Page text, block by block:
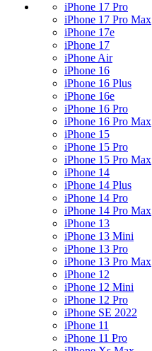
iPhone 17 Pro
iPhone 17 Pro Max
iPhone 17e
iPhone 17
iPhone Air
iPhone 16
iPhone 16 Plus
iPhone 16e
iPhone 16 Pro
iPhone 16 Pro Max
iPhone 15
iPhone 15 Pro
iPhone 15 Pro Max
iPhone 14
iPhone 14 Plus
iPhone 14 Pro
iPhone 14 Pro Max
iPhone 13
iPhone 13 Mini
iPhone 13 Pro
iPhone 13 Pro Max
iPhone 12
iPhone 12 Mini
iPhone 12 Pro
iPhone SE 2022
iPhone 11
iPhone 11 Pro